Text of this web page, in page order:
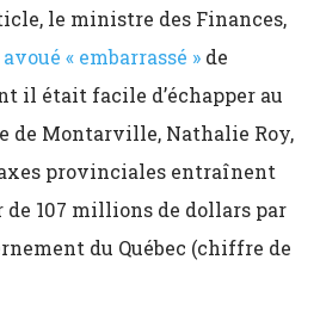
le ministre des Finances,
avoué « embarrassé » de
il était facile d’échapper au
de Montarville, Nathalie Roy,
provinciales entraînent
de 107 millions de dollars par
du Québec (chiffre de